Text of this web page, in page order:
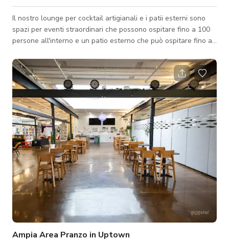
Il nostro lounge per cocktail artigianali e i patii esterni sono
spazi per eventi straordinari che possono ospitare fino a 100
persone all'interno e un patio esterno che può ospitare fino a
spazio più flessibile e completamente personalizzabile per
eventi privati.
Ampia Area Pranzo in Uptown